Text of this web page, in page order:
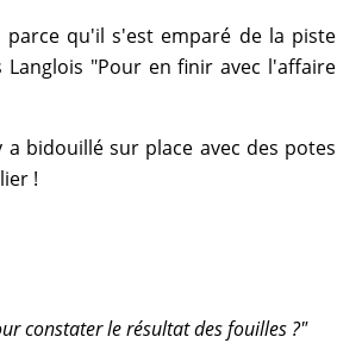
qu'il s'est emparé de la piste
"Pour en finir avec l'affaire
bidouillé sur place avec des potes
!
constater le résultat des fouilles ?"